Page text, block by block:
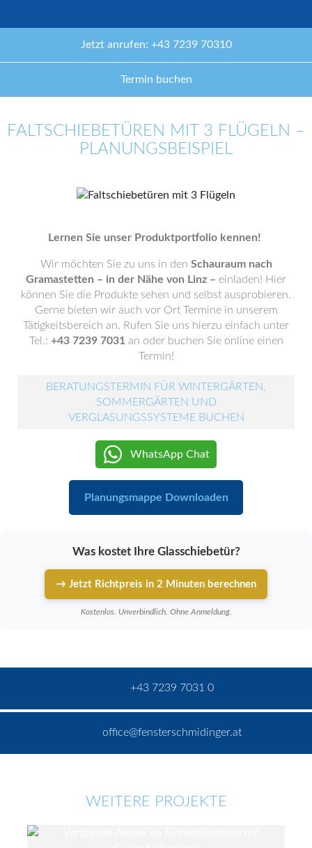
Jetzt anrufen: +43 7239 70310
Termin buchen
FALTSCHIEBETÜREN MIT 3 FLÜGELN –
PLANUNGSBEISPIEL
Lernen Sie unser Produktportfolio kennen!
Wir möchten Sie zu uns in den Schauraum nach
Gramastetten – in der Nähe von Linz – einladen! Hier
können Sie die Produkte sehen und selbst ausprobieren.
Gerne bieten wir auch vor Ort Termine in unserem
Tätigkeitsbereich an. Rufen Sie uns hierzu einfach unter
Tel.: +43 7239 7031 an oder buchen Sie online einen
Termin!
BERATUNGSTERMIN FÜR WINTERGÄRTEN,
SOMMERGÄRTEN UND
VERGLASUNGSSYSTEME BUCHEN
WhatsApp Chat
Planungsmappe Downloaden
Was kostet Ihre Glasschiebetür?
→ Jetzt Richtpreis in 2 Minuten berechnen
Kostenlos. Unverbindlich. Ohne Anmeldung.
+43 7239 7031 0
office@fensterschmidinger.at
WEITERE PROJEKTE